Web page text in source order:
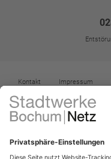
Kontakt Impressum
Datenschutz-Einstellungen
Vertrag widerrufen